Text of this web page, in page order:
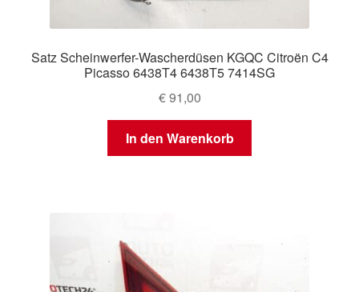
Satz Scheinwerfer-Wascherdüsen KGQC Citroën C4
Picasso 6438T4 6438T5 7414SG
€91,00
In den Warenkorb